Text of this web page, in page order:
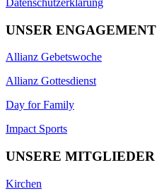
UNSER ENGAGEMENT
Allianz Gebetswoche
Allianz Gottesdienst
Day for Family
Impact Sports
UNSERE MITGLIEDER
Kirchen